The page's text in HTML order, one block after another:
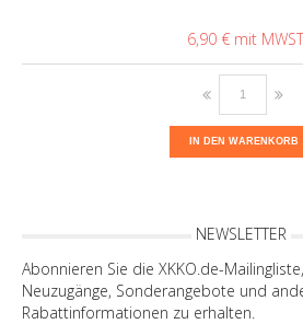
6,90 €
IN DEN WARENKORB
NEWSLETTER
Abonnieren Sie die XKKO.de-
Neuzugänge, Sonderangebote und
Rabattinformationen zu erhalten.